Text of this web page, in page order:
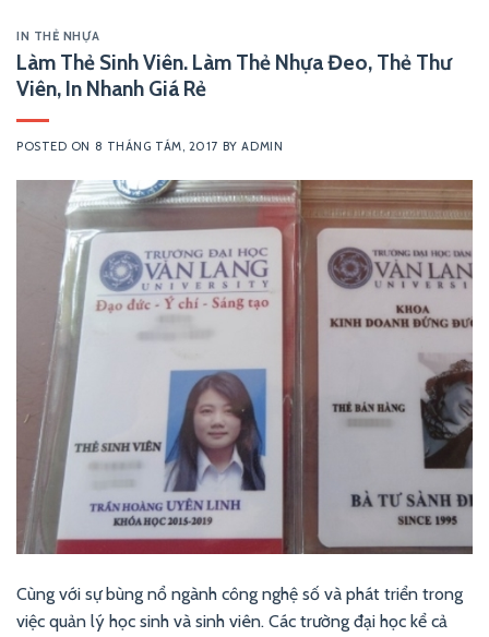
IN THẺ NHỰA
Làm Thẻ Sinh Viên. Làm Thẻ Nhựa Đeo, Thẻ Thư
Viên, In Nhanh Giá Rẻ
POSTED ON 8 THÁNG TÁM, 2017 BYADMIN
Cùng với sự bùng nổ ngành công nghệ số và phát triển trong
việc quản lý học sinh và sinh viên. Các trường đại học kể cả